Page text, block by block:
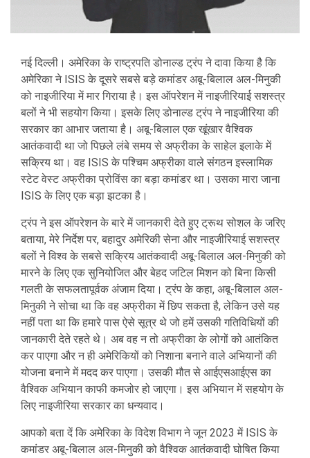
नई दिल्ली। अमेरिका के राष्ट्रपति डोनाल्ड ट्रंप ने दावा किया है कि
अमेरिका ने ISIS के दूसरे सबसे बड़े कमांडर अबू-बिलाल अल-मिनुकी
को नाइजीरिया में मार गिराया है। इस ऑपरेशन में नाइजीरियाई सशस्त्र
बलों ने भी सहयोग किया। इसके लिए डोनाल्ड ट्रंप ने नाइजीरिया की
सरकार का आभार जताया है। अबू-बिलाल एक खूंखार वैश्विक
आतंकवादी था जो पिछले लंबे समय से अफ्रीका के साहेल इलाके में
सक्रिय था। वह ISIS के पश्चिम अफ्रीका वाले संगठन इस्लामिक
स्टेट वेस्ट अफ्रीका प्रोविंस का बड़ा कमांडर था। उसका मारा जाना
ISIS के लिए एक बड़ा झटका है।
ट्रंप ने इस ऑपरेशन के बारे में जानकारी देते हुए ट्रूथ सोशल के जरिए
बताया, मेरे निर्देश पर, बहादुर अमेरिकी सेना और नाइजीरियाई सशस्त्र
बलों ने विश्व के सबसे सक्रिय आतंकवादी अबू-बिलाल अल-मिनुकी को
मारने के लिए एक सुनियोजित और बेहद जटिल मिशन को बिना किसी
गलती के सफलतापूर्वक अंजाम दिया। ट्रंप के कहा, अबू-बिलाल अल-
मिनुकी ने सोचा था कि वह अफ्रीका में छिप सकता है, लेकिन उसे यह
नहीं पता था कि हमारे पास ऐसे सूत्र थे जो हमें उसकी गतिविधियों की
जानकारी देते रहते थे। अब वह न तो अफ्रीका के लोगों को आतंकित
कर पाएगा और न ही अमेरिकियों को निशाना बनाने वाले अभियानों की
योजना बनाने में मदद कर पाएगा। उसकी मौत से आईएसआईएस का
वैश्विक अभियान काफी कमजोर हो जाएगा। इस अभियान में सहयोग के
लिए नाइजीरिया सरकार का धन्यवाद।
आपको बता दें कि अमेरिका के विदेश विभाग ने जून 2023 में ISIS के
कमांडर अबू-बिलाल अल-मिनुकी को वैश्विक आतंकवादी घोषित किया